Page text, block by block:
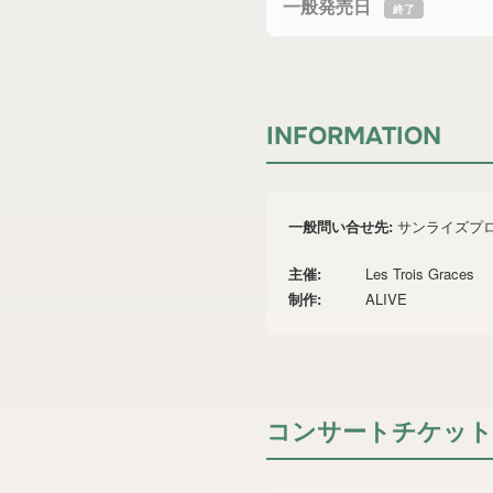
一般発売日 終了
INFORMATION
一般問い合せ先: サンライズプ
主催:
Les Trois Graces
制作:
ALIVE
コンサートチケッ